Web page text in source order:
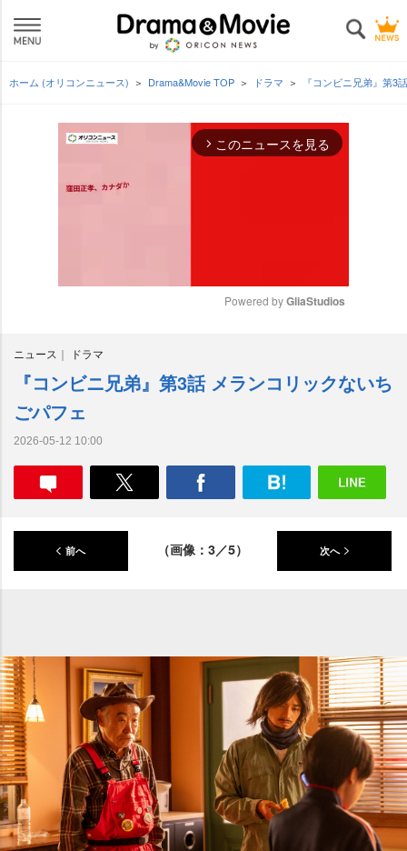
ホーム (オリコンニュース) Drama&Movie TOP ドラマ 『コンビニ兄弟』第3
arrow_forward_ios このニュースを見る
e
Powered by GliaStudios
ニュース ドラマ
『コンビニ兄弟』第3話 メランコリックないち
ごパフェ
2026-05-12 10:00
前へ （画像：3／5） 次へ